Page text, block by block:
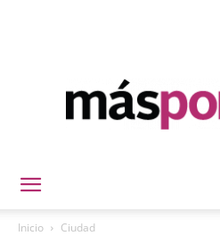
Inicio Ciudad